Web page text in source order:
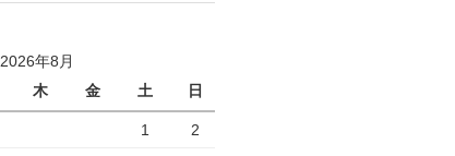
2026年8月
木 金 土 日
1 2